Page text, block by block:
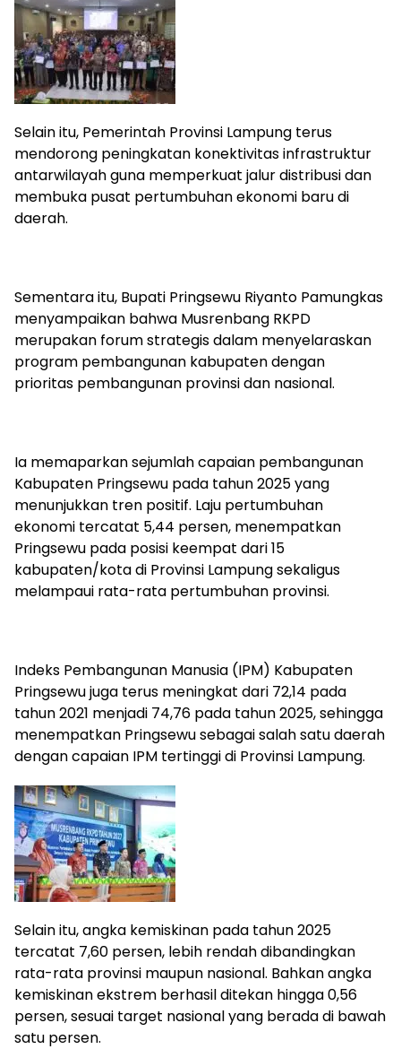
Selain itu, Pemerintah Provinsi Lampung terus
mendorong peningkatan konektivitas infrastruktur
antarwilayah guna memperkuat jalur distribusi dan
membuka pusat pertumbuhan ekonomi baru di
daerah.
Sementara itu, Bupati Pringsewu Riyanto Pamungkas
menyampaikan bahwa Musrenbang RKPD
merupakan forum strategis dalam menyelaraskan
program pembangunan kabupaten dengan
prioritas pembangunan provinsi dan nasional.
Ia memaparkan sejumlah capaian pembangunan
Kabupaten Pringsewu pada tahun 2025 yang
menunjukkan tren positif. Laju pertumbuhan
ekonomi tercatat 5,44 persen, menempatkan
Pringsewu pada posisi keempat dari 15
kabupaten/kota di Provinsi Lampung sekaligus
melampaui rata-rata pertumbuhan provinsi.
Indeks Pembangunan Manusia (IPM) Kabupaten
Pringsewu juga terus meningkat dari 72,14 pada
tahun 2021 menjadi 74,76 pada tahun 2025, sehingga
menempatkan Pringsewu sebagai salah satu daerah
dengan capaian IPM tertinggi di Provinsi Lampung.
Selain itu, angka kemiskinan pada tahun 2025
tercatat 7,60 persen, lebih rendah dibandingkan
rata-rata provinsi maupun nasional. Bahkan angka
kemiskinan ekstrem berhasil ditekan hingga 0,56
persen, sesuai target nasional yang berada di bawah
satu persen.